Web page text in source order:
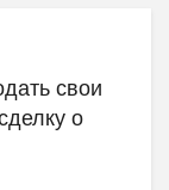
свои
о